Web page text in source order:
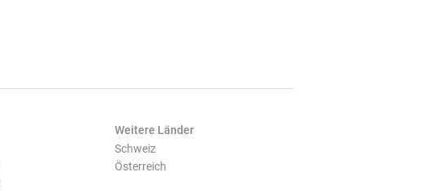
Weitere Länder
Schweiz
Österreich